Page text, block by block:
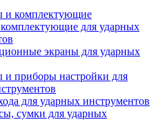
и комплектующие
для ударных
экраны для ударных
приборы настройки для
для ударных инструментов
сумки для ударных